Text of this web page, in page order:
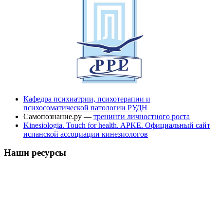
Кафедра психиатрии, психотерапии и
психосоматической патологии РУДН
Самопознание.ру — тренинги личностного роста
Kinesiologia. Touch for health. APKE. Официальный сайт
испанской ассоциации кинезиологов
Наши ресурсы